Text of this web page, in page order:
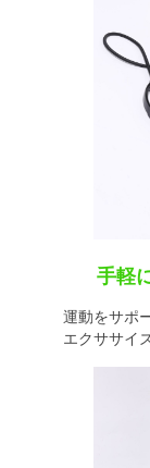
手軽
運動をサポ
エクササイ